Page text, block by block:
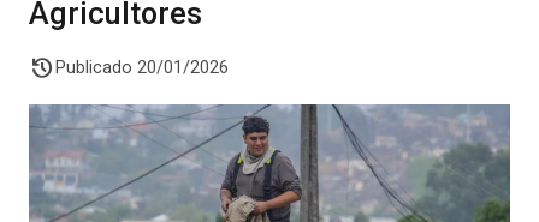
Agricultores
history Publicado 20/01/2026